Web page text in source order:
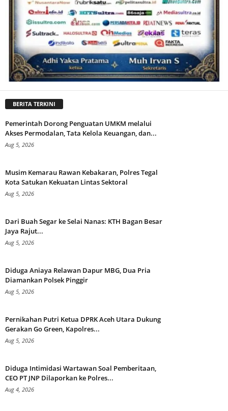
BERITA TERKINI
Pemerintah Dorong Penguatan UMKM melalui
Akses Permodalan, Tata Kelola Keuangan, dan...
Aug 5, 2026
Musim Kemarau Rawan Kebakaran, Polres Tegal
Kota Satukan Kekuatan Lintas Sektoral
Aug 5, 2026
Dari Buah Segar ke Selai Nanas: KTH Bagan Besar
Jaya Rajut...
Aug 5, 2026
Diduga Aniaya Relawan Dapur MBG, Dua Pria
Diamankan Polsek Pinggir
Aug 5, 2026
Pernikahan Putri Ketua DPRK Aceh Utara Dukung
Gerakan Go Green, Kapolres...
Aug 5, 2026
Diduga Intimidasi Wartawan Soal Pemberitaan,
CEO PT JNP Dilaporkan ke Polres...
Aug 4, 2026